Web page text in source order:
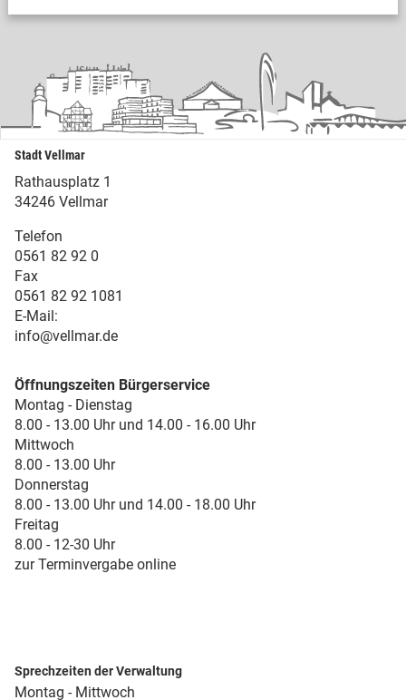
Stadt Vellmar
Rathausplatz 1
34246 Vellmar
Telefon
0561 82 92 0
Fax
0561 82 92 1081
E-Mail:
info@vellmar.de
Öffnungszeiten Bürgerservice
Montag - Dienstag
8.00 - 13.00 Uhr und 14.00 - 16.00 Uhr
Mittwoch
8.00 - 13.00 Uhr
Donnerstag
8.00 - 13.00 Uhr und 14.00 - 18.00 Uhr
Freitag
8.00 - 12-30 Uhr
zur Terminvergabe online
Sprechzeiten der Verwaltung
Montag - Mittwoch